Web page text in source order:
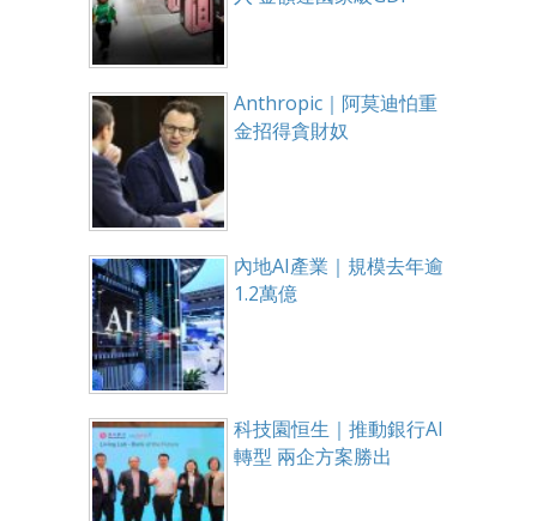
Anthropic｜阿莫迪怕重
金招得貪財奴
內地AI產業｜規模去年逾
1.2萬億
科技園恒生｜推動銀行AI
轉型 兩企方案勝出